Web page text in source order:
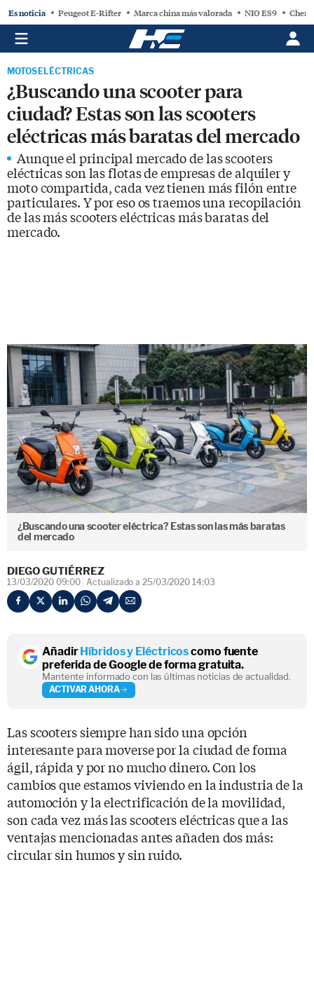
Es noticia Peugeot E-Rifter Marca china más valorada NIO ES9 Chery
MOTOS ELÉCTRICAS
¿Buscando una scooter para
ciudad? Estas son las scooters
eléctricas más baratas del mercado
Aunque el principal mercado de las scooters
eléctricas son las flotas de empresas de alquiler y
moto compartida, cada vez tienen más filón entre
particulares. Y por eso os traemos una recopilación
de las más scooters eléctricas más baratas del
mercado.
¿Buscando una scooter eléctrica? Estas son las más baratas
del mercado
DIEGO GUTIÉRREZ
13/03/2020 09:00 Actualizado a 25/03/2020 14:03
AñadirHíbridos y Eléctricoscomo fuente
preferida de Google de forma gratuita.
Mantente informado con las últimas noticias de actualidad.
ACTIVAR AHORA
Las scooters siempre han sido una opción
interesante para moverse por la ciudad de forma
ágil, rápida y por no mucho dinero. Con los
cambios que estamos viviendo en la industria de la
automoción y la electrificación de la movilidad,
son cada vez más las scooters eléctricas que a las
ventajas mencionadas antes añaden dos más:
circular sin humos y sin ruido.